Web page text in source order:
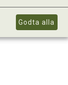
Godta alla